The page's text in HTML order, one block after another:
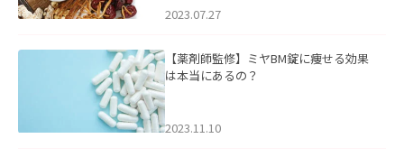
2023.07.27
【薬剤師監修】ミヤBM錠に痩せる効果
は本当にあるの？
2023.11.10